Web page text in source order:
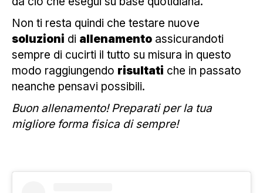
Non ti resta quindi che testare nuove
soluzioni di allenamento assicurandoti
sempre di cucirti il tutto su misura in questo
modo raggiungendo risultati che in passato
neanche pensavi possibili.
Buon allenamento! Preparati per la tua
migliore forma fisica di sempre!